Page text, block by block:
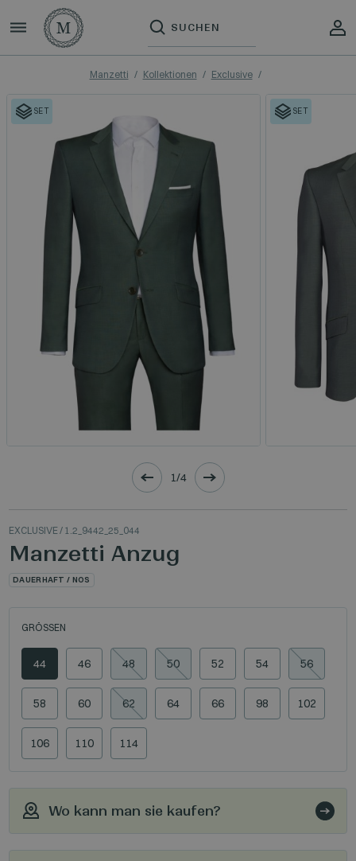
Manzetti Kollektionen Exclusive
SET SET
1/4
EXCLUSIVE/ 1.2_9442_25_044
Manzetti Anzug
DAUERHAFT / NOS
GRÖSSEN
44 46 48 50 52 54 56
58 60 62 64 66 98 102
106 110 114
Wo kann man sie kaufen?